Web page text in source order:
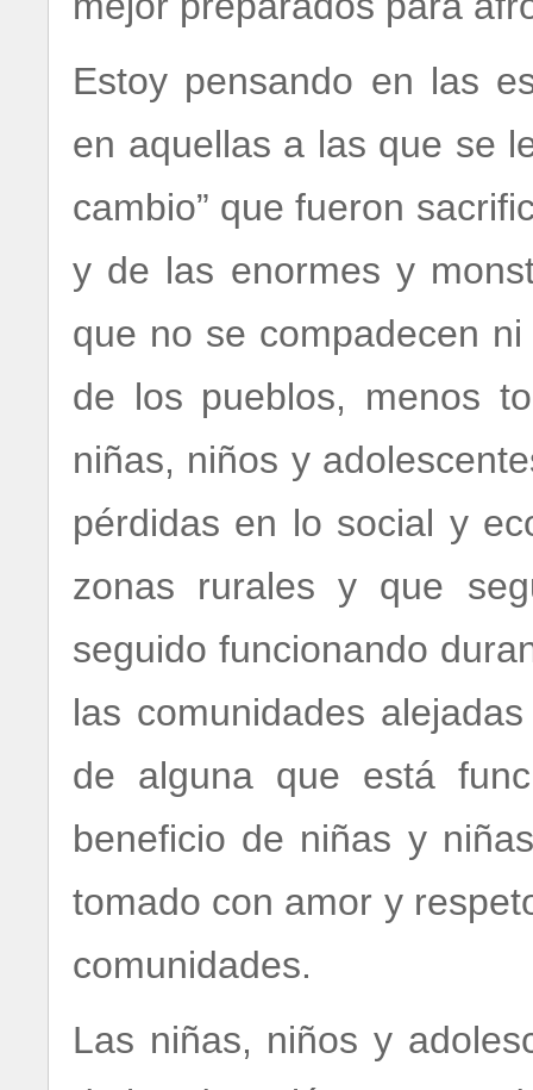
Estoy pensando en las
en aquellas a las que se
cambio” que fueron
y de las enormes y
que no se compadecen
de los pueblos, menos
niñas, niños y
pérdidas en lo social y
zonas rurales y que
seguido funcionando
las comunidades
de alguna que está
beneficio de niñas y
tomado con amor y
comunidades.
Las niñas, niños y